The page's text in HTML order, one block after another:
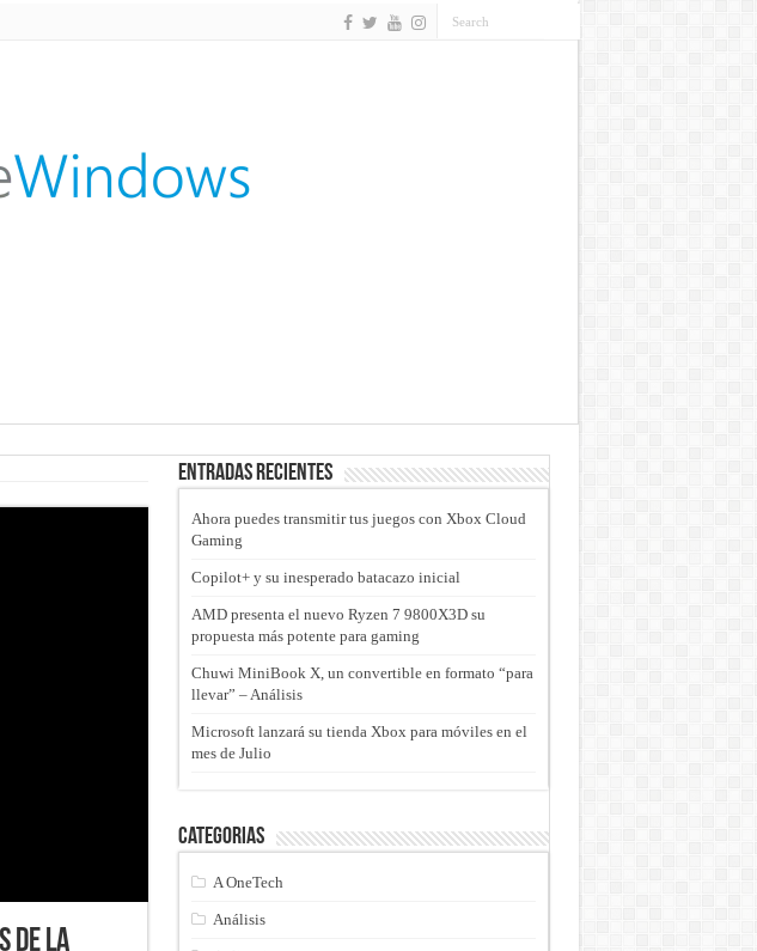
de la
Entradas recientes
Ahora puedes transmitir tus juegos con Xbox Cloud
Gaming
Copilot+ y su inesperado batacazo inicial
AMD presenta el nuevo Ryzen 7 9800X3D su
propuesta más potente para gaming
Chuwi MiniBook X, un convertible en formato “para
llevar” – Análisis
Microsoft lanzará su tienda Xbox para móviles en el
mes de Julio
Categorias
A OneTech
Análisis